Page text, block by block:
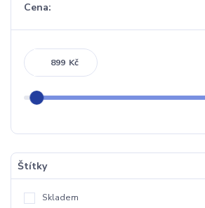
Cena:
Kč
Štítky
Skladem